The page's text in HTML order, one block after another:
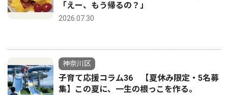
「えー、もう帰るの？」
2026.07.30
神奈川区
子育て応援コラム36 【夏休み限定・5名募
集】この夏に、一生の根っこを作る。